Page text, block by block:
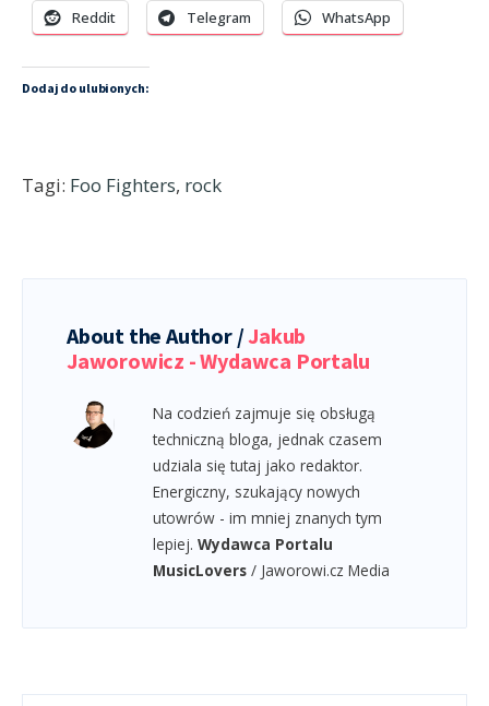
Reddit Telegram WhatsApp
Dodaj do ulubionych:
Tagi: Foo Fighters, rock
About the Author /Jakub
Jaworowicz - Wydawca Portalu
Na codzień zajmuje się obsługą
techniczną bloga, jednak czasem
udziala się tutaj jako redaktor.
Energiczny, szukający nowych
utowrów - im mniej znanych tym
lepiej. Wydawca Portalu
MusicLovers / Jaworowi.cz Media